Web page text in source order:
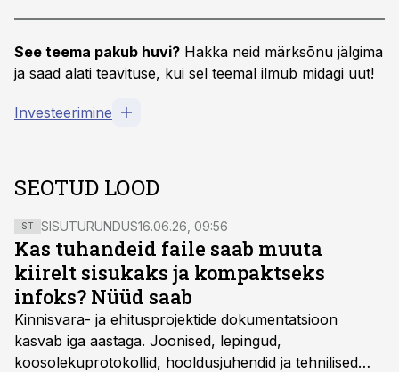
See teema pakub huvi? Hakka neid märksõnu jälgima
ja saad alati teavituse, kui sel teemal ilmub midagi uut!
Investeerimine
SEOTUD LOOD
ST SISUTURUNDUS16.06.26, 09:56
Kas tuhandeid faile saab muuta
kiirelt sisukaks ja kompaktseks
infoks? Nüüd saab
Kinnisvara- ja ehitusprojektide dokumentatsioon
kasvab iga aastaga. Joonised, lepingud,
koosolekuprotokollid, hooldusjuhendid ja tehnilised